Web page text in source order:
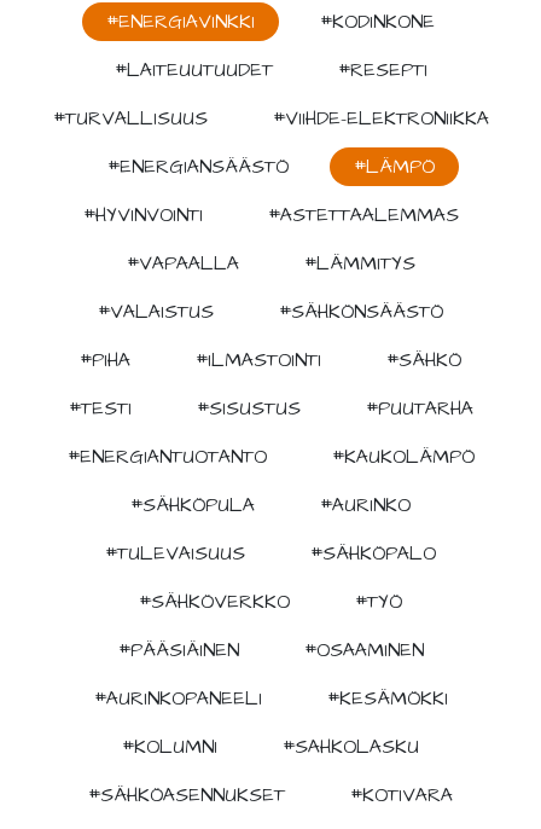
#ENERGIAVINKKI
#KODINKONE
#LAITEUUTUUDET
#RESEPTI
#TURVALLISUUS
#VIIHDE-ELEKTRONIIKKA
#ENERGIANSÄÄSTÖ
#LÄMPÖ
#HYVINVOINTI
#ASTETTAALEMMAS
#VAPAALLA
#LÄMMITYS
#VALAISTUS
#SÄHKÖNSÄÄSTÖ
#PIHA
#ILMASTOINTI
#SÄHKÖ
#TESTI
#SISUSTUS
#PUUTARHA
#ENERGIANTUOTANTO
#KAUKOLÄMPÖ
#SÄHKÖPULA
#AURINKO
#TULEVAISUUS
#SÄHKÖPALO
#SÄHKÖVERKKO
#TYÖ
#PÄÄSIÄINEN
#OSAAMINEN
#AURINKOPANEELI
#KESÄMÖKKI
#KOLUMNI
#SAHKOLASKU
#SÄHKÖASENNUKSET
#KOTIVARA